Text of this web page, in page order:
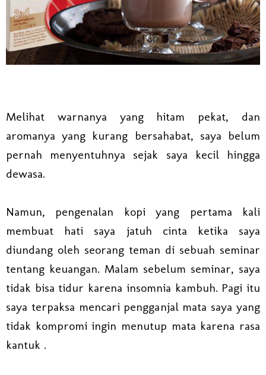
Melihat warnanya yang hitam pekat, dan
aromanya yang kurang bersahabat, saya belum
pernah menyentuhnya sejak saya kecil hingga
dewasa.
Namun, pengenalan kopi yang pertama kali
membuat hati saya jatuh cinta ketika saya
diundang oleh seorang teman di sebuah seminar
tentang keuangan. Malam sebelum seminar, saya
tidak bisa tidur karena insomnia kambuh. Pagi itu
saya terpaksa mencari pengganjal mata saya yang
tidak kompromi ingin menutup mata karena rasa
kantuk .